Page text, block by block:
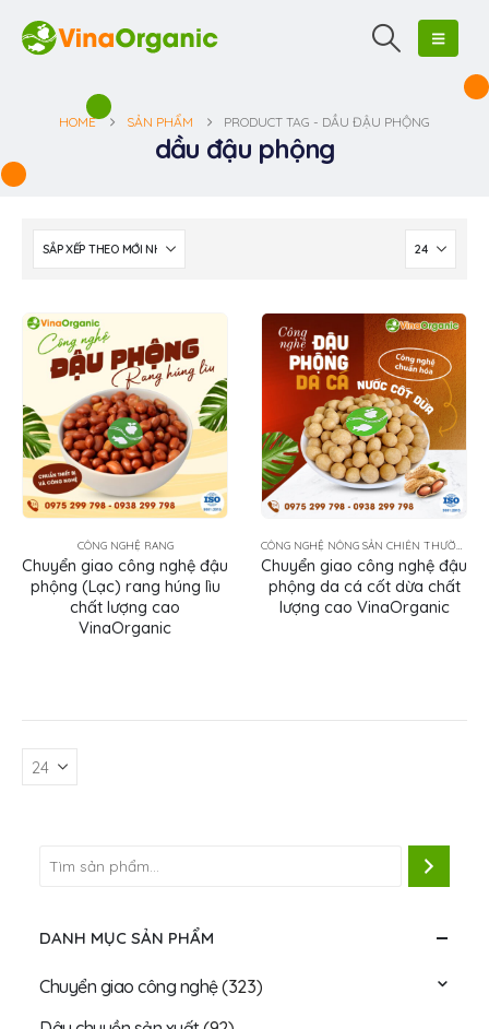
HOME SẢN PHẨM PRODUCT TAG - DẦU ĐẬU PHỘNG
dầu đậu phộng
CÔNG NGHỆ RANG
Chuyển giao công nghệ đậu
phộng (Lạc) rang húng lìu
chất lượng cao
VinaOrganic
CÔNG NGHỆ NÔNG SẢN CHIÊN THƯỜNG TẨM GIA VỊ
Chuyển giao công nghệ đậu
phộng da cá cốt dừa chất
lượng cao VinaOrganic
DANH MỤC SẢN PHẨM
Chuyển giao công nghệ(323)